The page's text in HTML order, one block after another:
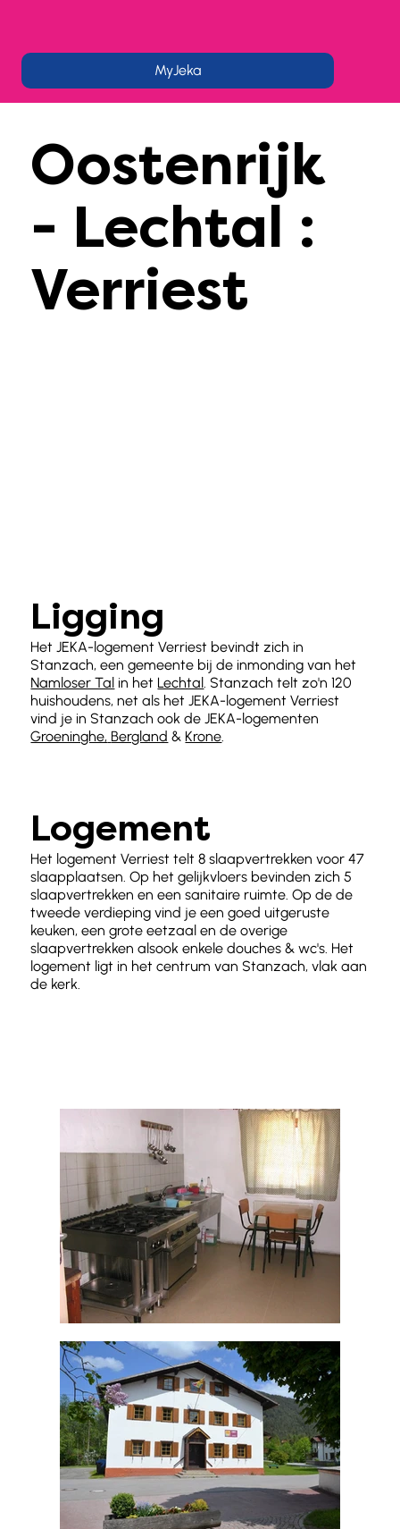
MyJeka
Oostenrijk
- Lechtal :
Verriest
Ligging
Het JEKA-logement Verriest bevindt zich in
Stanzach, een gemeente bij de inmonding van het
Namloser Tal in het Lechtal. Stanzach telt zo'n 120
huishoudens, net als het JEKA-logement Verriest
vind je in Stanzach ook de JEKA-logementen
Groeninghe, Bergland & Krone.
Logement
Het logement Verriest telt 8 slaapvertrekken voor 47
slaapplaatsen. Op het gelijkvloers bevinden zich 5
slaapvertrekken en een sanitaire ruimte. Op de de
tweede verdieping vind je een goed uitgeruste
keuken, een grote eetzaal en de overige
slaapvertrekken alsook enkele douches & wc's. Het
logement ligt in het centrum van Stanzach, vlak aan
de kerk.